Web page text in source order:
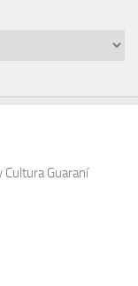
Cultura Guaraní